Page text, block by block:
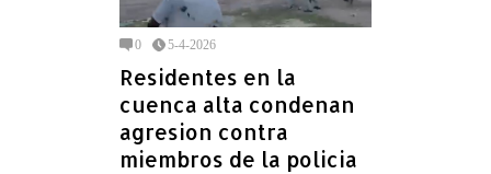
0 5-4-2026
Residentes en la
cuenca alta condenan
agresion contra
miembros de la policia